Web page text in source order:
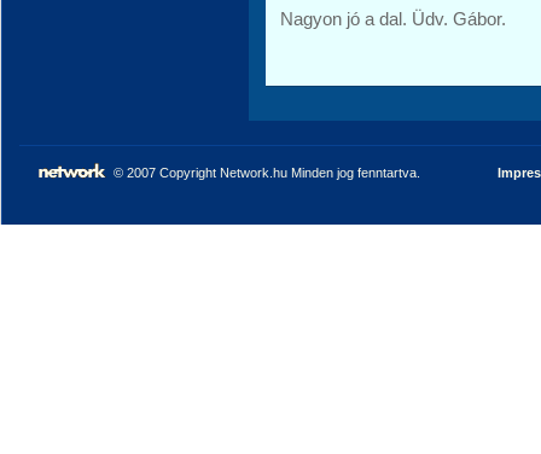
Nagyon jó a dal. Üdv. Gábor.
© 2007 Copyright Network.hu Minden jog fenntartva.